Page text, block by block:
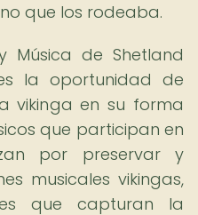
que los rodeaba.
Música de Shetland
la oportunidad de
vikinga en su forma
que participan en
por preservar y
musicales vikingas,
que capturan la